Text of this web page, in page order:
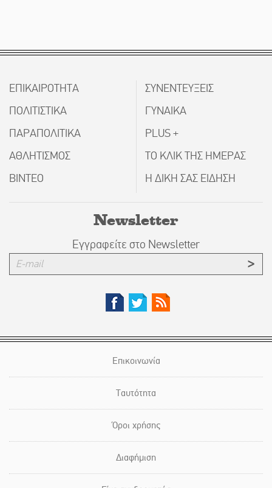
ΕΠΙΚΑΙΡΟΤΗΤΑ
ΠΟΛΙΤΙΣΤΙΚΑ
ΠΑΡΑΠΟΛΙΤΙΚΑ
ΑΘΛΗΤΙΣΜΟΣ
ΒΙΝΤΕΟ
ΣΥΝΕΝΤΕΥΞΕΙΣ
ΓΥΝΑΙΚΑ
PLUS +
ΤΟ ΚΛΙΚ ΤΗΣ ΗΜΕΡΑΣ
Η ΔΙΚΗ ΣΑΣ ΕΙΔΗΣΗ
Newsletter
Εγγραφείτε στο Newsletter
Επικοινωνία
Ταυτότητα
Όροι χρήσης
Διαφήμιση